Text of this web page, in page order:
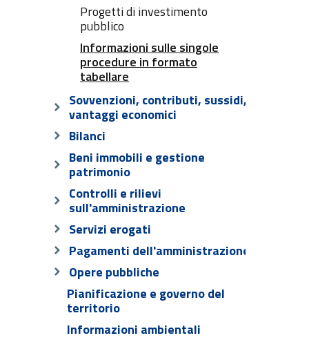
Progetti di investimento
pubblico
Informazioni sulle singole
procedure in formato
tabellare
Sovvenzioni, contributi, sussidi,
vantaggi economici
Bilanci
Beni immobili e gestione
patrimonio
Controlli e rilievi
sull'amministrazione
Servizi erogati
Pagamenti dell'amministrazione
Opere pubbliche
Pianificazione e governo del
territorio
Informazioni ambientali